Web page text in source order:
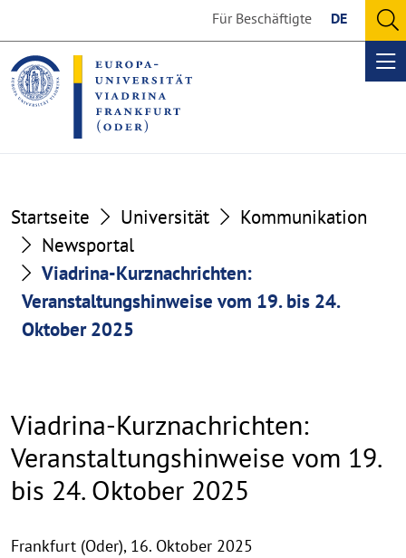
the
content
section
the
footer
section
Für Beschäftigte DE
Startseite Universität
Kommunikation
Newsportal
Viadrina-Kurznachrichten:
Veranstaltungshinweise vom 19. bis 24.
Oktober 2025
Viadrina-Kurznachrichten:
Veranstaltungshinweise vom 19.
bis 24. Oktober 2025
Frankfurt (Oder), 16. Oktober 2025